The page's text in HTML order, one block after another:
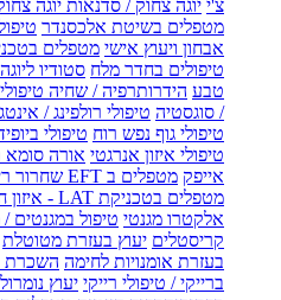
צ'י יוגה צחוק / סדנאות יוגה
מטפלים בשיטת אלכסנדר
אבחון ויעוץ אישי מטפלים
טיפולים בחדר מלח סטודיו
טבע הידרותרפיה / שחיה
/ סוגסטיה טיפולי רולפינג /
טיפולי גוף נפש רוח טיפולי
טיפולי איזון אנרגטי אורה
אייפק מטפלים ב EFT שחרור ריגשי
מטפלים בטכניקת LAT - איזון חיים
אלקטרו מגנטי טיפול במגנטים
קריסטלים יעוץ בעזרת מטוטלת
בעזרת אומנויות לחימה השכרת
ברייקי / טיפולי רייקי יעוץ